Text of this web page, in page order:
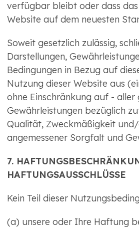
verfügbar bleibt oder dass
Website auf dem neuesten
Soweit gesetzlich zulässig,
Darstellungen,
Bedingungen in Bezug auf
Nutzung dieser Website aus
ohne Einschränkung auf - aller
Gewährleistungen bezüglich
Qualität, Zweckmäßigkeit
angemessener Sorgfalt und
7.
HAFTUNGSAUSSCHLÜSSE
Kein Teil dieser
(a) unsere oder Ihre Haftung